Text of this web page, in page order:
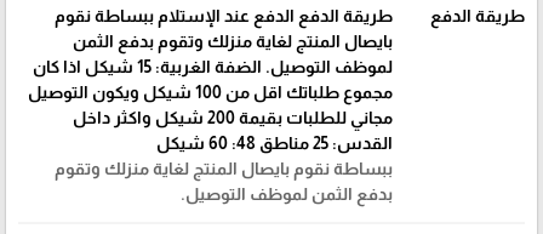
طريقة الدفع
طريقة الدفع الدفع عند الإستلام ببساطة نقوم
بايصال المنتج لغاية منزلك وتقوم بدفع الثمن
لموظف التوصيل. الضفة الغربية: 15 شيكل اذا كان
مجموع طلباتك اقل من 100 شيكل ويكون التوصيل
مجاني للطلبات بقيمة 200 شيكل واكثر داخل
القدس: 25 مناطق 48: 60 شيكل
ببساطة نقوم بايصال المنتج لغاية منزلك وتقوم
بدفع الثمن لموظف التوصيل.